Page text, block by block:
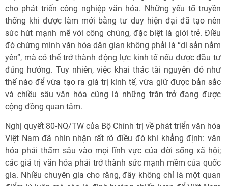
cho phát triển công nghiệp văn hóa. Những yếu tố truyền
thống khi được làm mới bằng tư duy hiện đại đã tạo nên
sức hút mạnh mẽ với công chúng, đặc biệt là giới trẻ. Điều
đó chứng minh văn hóa dân gian không phải là “di sản nằm
yên”, mà có thể trở thành động lực kinh tế nếu được đầu tư
đúng hướng. Tuy nhiên, việc khai thác tài nguyên đó như
thế nào để vừa tạo ra giá trị kinh tế, vừa giữ được bản sắc
và chiều sâu văn hóa cũng là những trăn trở đang được
cộng đồng quan tâm.
Nghị quyết 80-NQ/TW của Bộ Chính trị về phát triển văn hóa
Việt Nam đã nhìn nhận rất rõ điều đó khi khẳng định: văn
hóa phải thấm sâu vào mọi lĩnh vực của đời sống xã hội;
các giá trị văn hóa phải trở thành sức mạnh mềm của quốc
gia. Nhiều chuyên gia cho rằng, đây không chỉ là một quan